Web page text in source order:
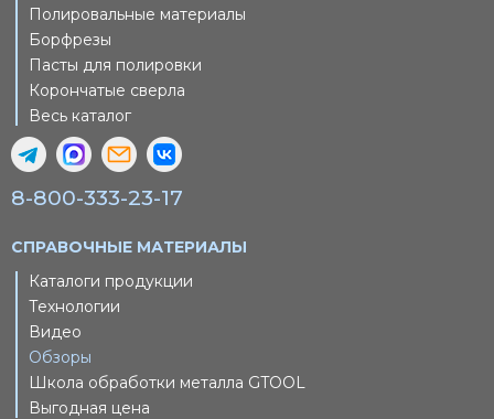
Полировальные материалы
Борфрезы
Пасты для полировки
Корончатые сверла
Весь каталог
8-800-333-23-17
СПРАВОЧНЫЕ МАТЕРИАЛЫ
Каталоги продукции
Технологии
Видео
Обзоры
Школа обработки металла GTOOL
Выгодная цена